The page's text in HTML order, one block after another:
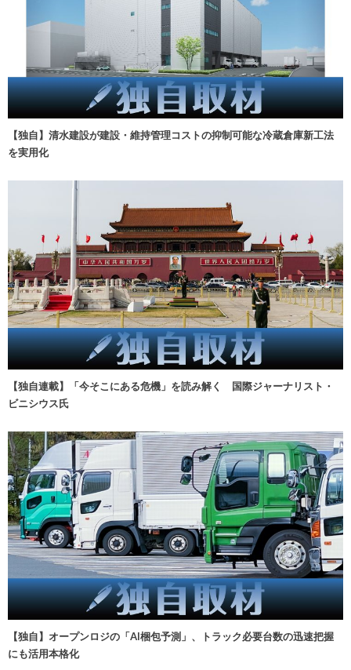
【独自】清水建設が建設・維持管理コストの抑制可能な冷蔵倉庫新工法
を実用化
【独自連載】「今そこにある危機」を読み解く 国際ジャーナリスト・
ビニシウス氏
【独自】オープンロジの「AI梱包予測」、トラック必要台数の迅速把握
にも活用本格化